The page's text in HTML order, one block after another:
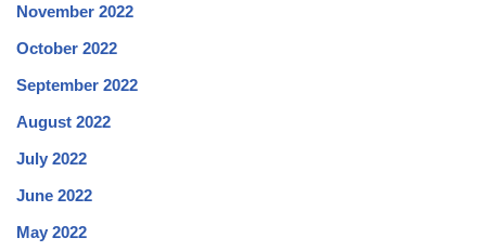
November 2022
October 2022
September 2022
August 2022
July 2022
June 2022
May 2022